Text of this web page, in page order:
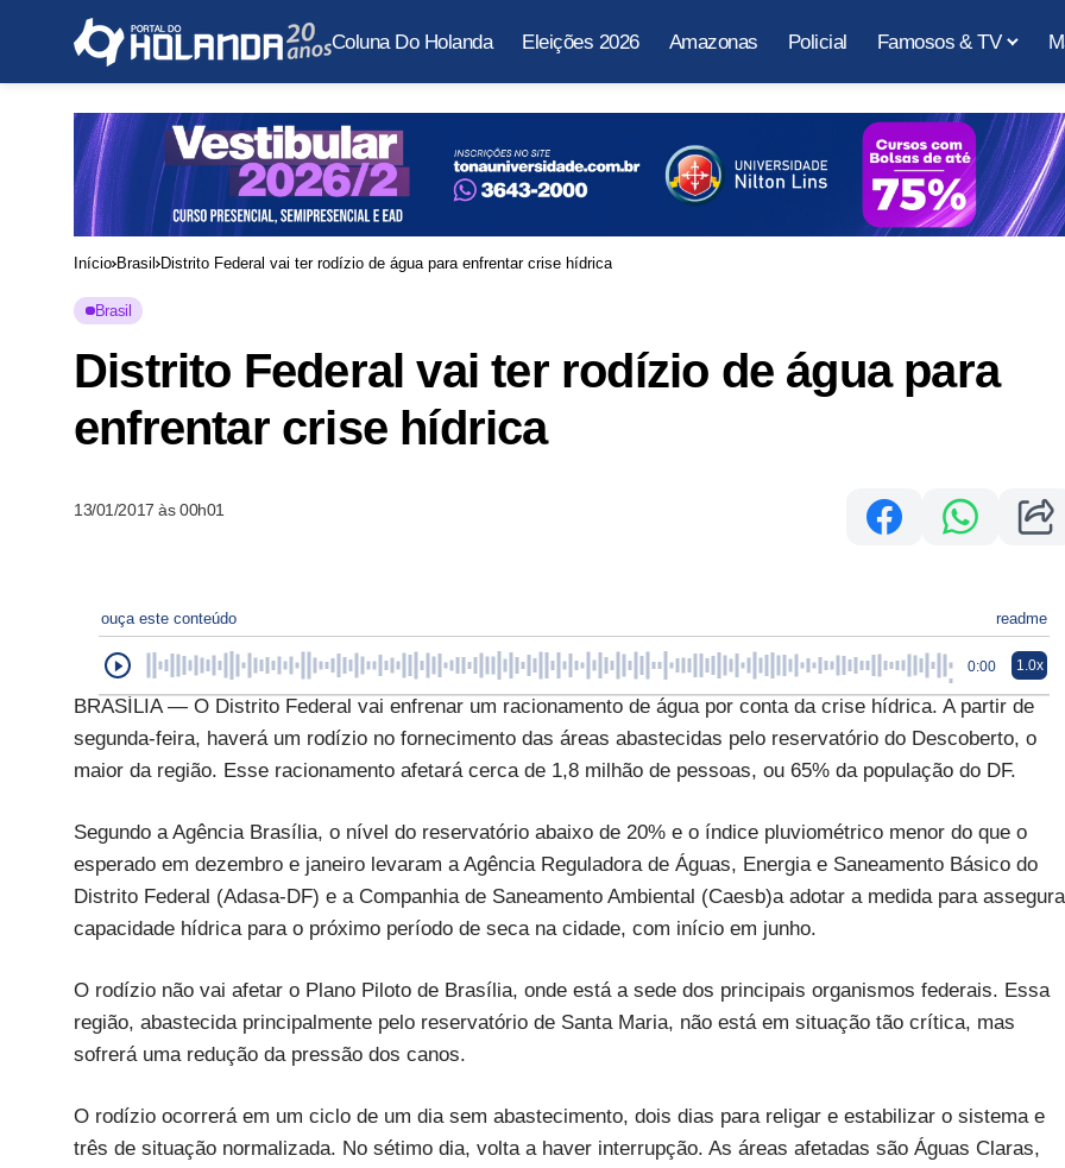
Coluna Do Holanda Eleições 2026 Amazonas Policial Famosos & TV
Início Brasil Distrito Federal vai ter rodízio de água para enfrentar crise hídrica
Brasil
Distrito Federal vai ter rodízio de água para
enfrentar crise hídrica
13/01/2017 às 00h01
ouça este conteúdo readme
0:00 1.0x
BRASÍLIA — O Distrito Federal vai enfrenar um racionamento de água por conta da crise hídrica. A partir de
segunda-feira, haverá um rodízio no fornecimento das áreas abastecidas pelo reservatório do Descoberto, o
maior da região. Esse racionamento afetará cerca de 1,8 milhão de pessoas, ou 65% da população do DF.
Segundo a Agência Brasília, o nível do reservatório abaixo de 20% e o índice pluviométrico menor do que o
esperado em dezembro e janeiro levaram a Agência Reguladora de Águas, Energia e Saneamento Básico do
Distrito Federal (Adasa-DF) e a Companhia de Saneamento Ambiental (Caesb)a adotar a medida para
capacidade hídrica para o próximo período de seca na cidade, com início em junho.
O rodízio não vai afetar o Plano Piloto de Brasília, onde está a sede dos principais organismos federais. Essa
região, abastecida principalmente pelo reservatório de Santa Maria, não está em situação tão crítica, mas
sofrerá uma redução da pressão dos canos.
O rodízio ocorrerá em um ciclo de um dia sem abastecimento, dois dias para religar e estabilizar o sistema e
três de situação normalizada. No sétimo dia, volta a haver interrupção. As áreas afetadas são Águas Claras,